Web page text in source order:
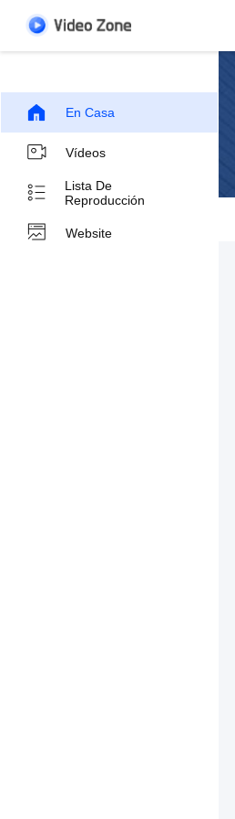
En Casa
Vídeos
Lista De
Reproducción
Website